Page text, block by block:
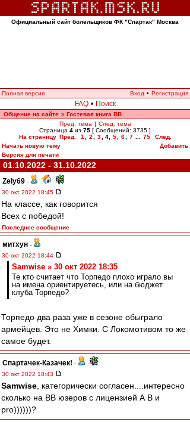
Официальный сайт болельщиков ФК "Спартак" Москва
Полная версия Вход • Регистрация
FAQ • Поиск
Общение на сайте » Гостевая книга ВВ
Пред. тема | След. тема
Страница 4 из 75 [ Сообщений: 3735 ]
На страницу Пред. 1 2 3 4, 5 6 7 75
След.
Начать новую тему
Добавить
Версия для печати
01.10.2022 - 31.10.2022
Zely69 -
30 окт 2022 18:45
На классе, как говорится
Всех с победой!
Последнее сообщение
митхун -
30 окт 2022 18:44
Samwise » 30 окт 2022 18:35
Те кто считает что Торпедо плохо играло вы
на имена ориентируетесь, или на бюджет
клуба Торпедо?
Торпедо два раза уже в сезоне обыграло
армейцев. Это не Химки. С Локомотивом то же
самое будет.
Спартачек-Казачек! -
30 окт 2022 18:43
Samwise , категорически согласен....интересно
сколько на ВВ юзеров с лицензией А В и
pro))))))?